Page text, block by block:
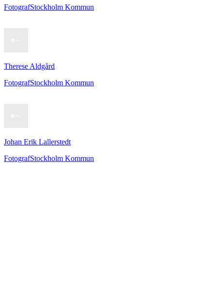
FotografStockholm Kommun
Therese Aldgård
FotografStockholm Kommun
Johan Erik Lallerstedt
FotografStockholm Kommun